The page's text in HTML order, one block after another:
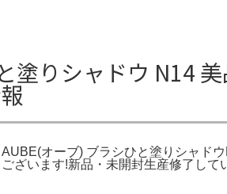
塗りシャドウ N14
オーブ) ブラシひと塗りシャド
います!新品・未開封生産修了して